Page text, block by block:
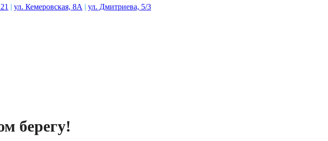
| ул. Кемеровская, 8А | ул. Дмитриева, 5/3
берегу!